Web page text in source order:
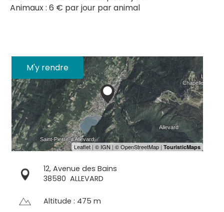
Animaux : 6 € par jour par animal
M'y rendre
12, Avenue des Bains
38580 ALLEVARD
Altitude : 475 m